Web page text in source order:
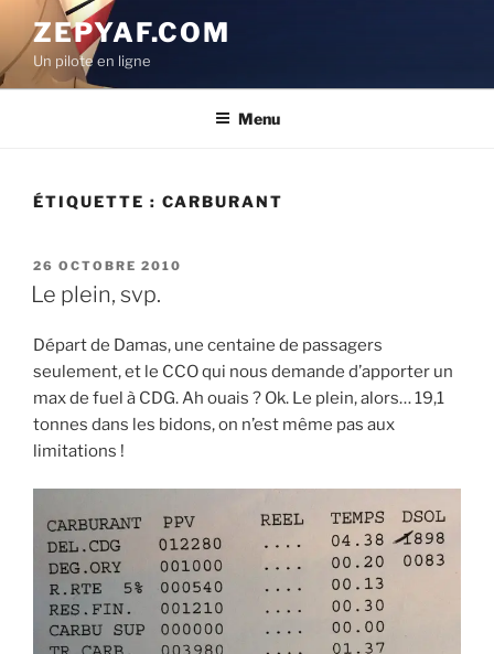
contenu
principal
ZEPYAF.COM
Un pilote en ligne
Menu
ÉTIQUETTE : CARBURANT
PUBLIÉ
LE
26 OCTOBRE 2010
Le plein, svp.
Départ de Damas, une centaine de passagers
seulement, et le CCO qui nous demande d’apporter un
max de fuel à CDG. Ah ouais ? Ok. Le plein, alors… 19,1
tonnes dans les bidons, on n’est même pas aux
limitations !